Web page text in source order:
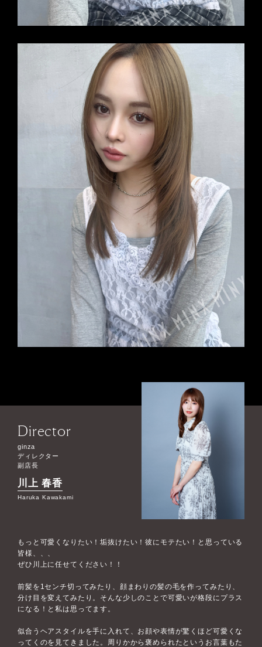
Director
ginza
ディレクター
副店長
川上 春香
Haruka Kawakami
もっと可愛くなりたい！垢抜けたい！彼にモテたい！と思っている
皆様、、、
ぜひ川上に任せてください！！
前髪を1センチ切ってみたり、顔まわりの髪の毛を作ってみたり、
分け目を変えてみたり。そんな少しのことで可愛いが格段にプラス
になる！と私は思ってます。
似合うヘアスタイルを手に入れて、お顔や表情が驚くほど可愛くな
ってくのを見てきました。周りかから褒められたというお言葉もた